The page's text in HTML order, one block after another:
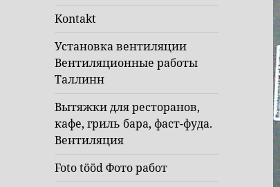
Kontakt
Установка вентиляции
Вентиляционные работы
Таллинн
Вытяжки для ресторанов,
кафе, гриль бара, фаст-фуда.
Вентиляция
Foto tööd Фото работ